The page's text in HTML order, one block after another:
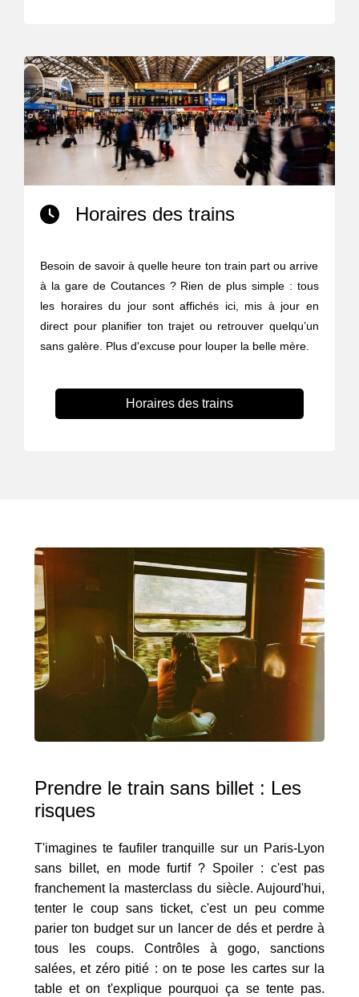
Horaires des trains
Besoin de savoir à quelle heure ton train part ou arrive
à la gare de Coutances ? Rien de plus simple : tous
les horaires du jour sont affichés ici, mis à jour en
direct pour planifier ton trajet ou retrouver quelqu’un
sans galère. Plus d'excuse pour louper la belle mère.
Horaires des trains
Prendre le train sans billet : Les
risques
T'imagines te faufiler tranquille sur un Paris-Lyon
sans billet, en mode furtif ? Spoiler : c'est pas
franchement la masterclass du siècle. Aujourd'hui,
tenter le coup sans ticket, c'est un peu comme
parier ton budget sur un lancer de dés et perdre à
tous les coups. Contrôles à gogo, sanctions
salées, et zéro pitié : on te pose les cartes sur la
table et on t'explique pourquoi ça se tente pas.